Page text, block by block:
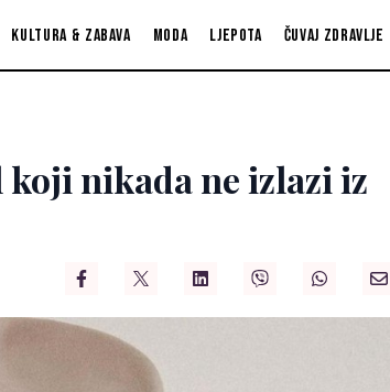
Kultura & zabava Moda Ljepota Čuvaj zdravlje
nikada ne izlazi iz